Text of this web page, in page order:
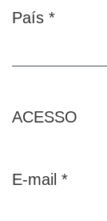
País *
ACESSO
E-mail *